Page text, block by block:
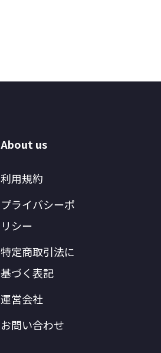
About us
利用規約
プライバシーポ
リシー
特定商取引法に
基づく表記
運営会社
お問い合わせ